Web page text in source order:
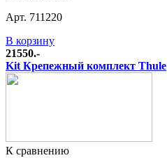
Арт. 711220
В корзину
21550.-
Kit Крепежный комплект Thule
К сравнению